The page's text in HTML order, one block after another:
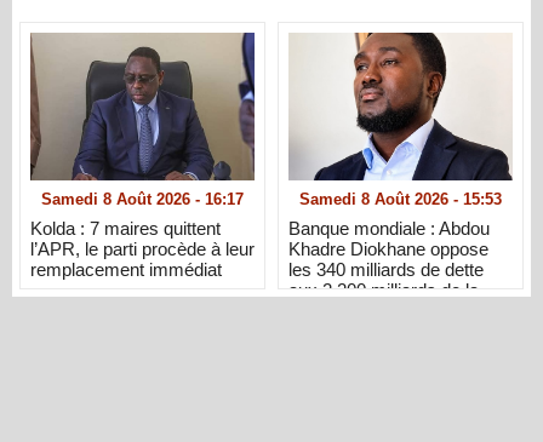
Samedi 8 Août 2026 - 16:17
Kolda : 7 maires quittent
l’APR, le parti procède à leur
remplacement immédiat
Samedi 8 Août 2026 - 15:53
Banque mondiale : Abdou
Khadre Diokhane oppose
les 340 milliards de dette
aux 2 200 milliards de la